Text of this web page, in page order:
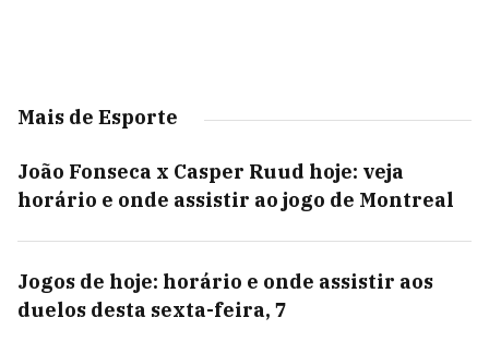
Mais de Esporte
João Fonseca x Casper Ruud hoje: veja
horário e onde assistir ao jogo de Montreal
Jogos de hoje: horário e onde assistir aos
duelos desta sexta-feira, 7